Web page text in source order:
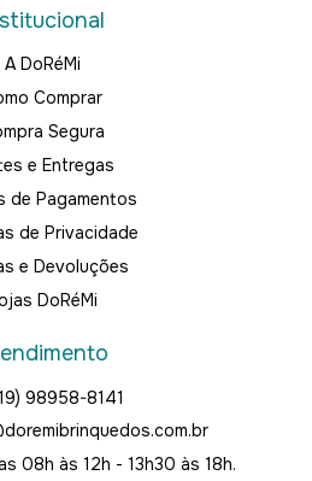
A DoRéMi
Comprar
Segura
e Entregas
de Pagamentos
de Privacidade
e Devoluções
DoRéMi
98958-8141
08h às 12h - 13h30 às 18h.